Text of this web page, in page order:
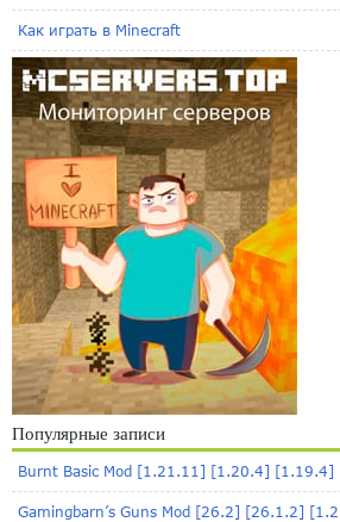
Как играть в Minecraft
Популярные записи
Burnt Basic Mod [1.21.11] [1.20.4] [1.19.4]
Gamingbarn’s Guns Mod [26.2] [26.1.2]